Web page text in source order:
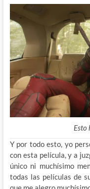
Esto
Y por todo esto, yo
con esta película, y a
único ni muchísimo
todas las películas de